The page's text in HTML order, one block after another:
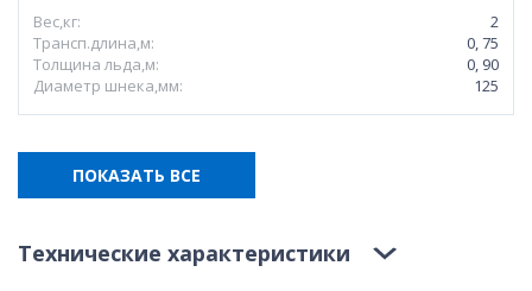
Вес,кг:
2
Трансп.длина,м:
0, 75
Толщина льда,м:
0, 90
Диаметр шнека,мм:
125
ПОКАЗАТЬ ВСЕ
Технические характеристики